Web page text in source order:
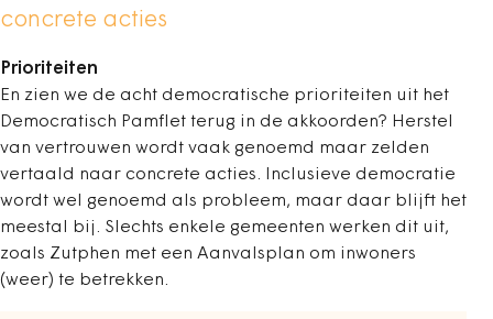
concrete acties
Prioriteiten
En zien we de acht democratische prioriteiten uit het
Democratisch Pamflet terug in de akkoorden? Herstel
van vertrouwen wordt vaak genoemd maar zelden
vertaald naar concrete acties. Inclusieve democratie
wordt wel genoemd als probleem, maar daar blijft het
meestal bij. Slechts enkele gemeenten werken dit uit,
zoals Zutphen met een Aanvalsplan om inwoners
(weer) te betrekken.